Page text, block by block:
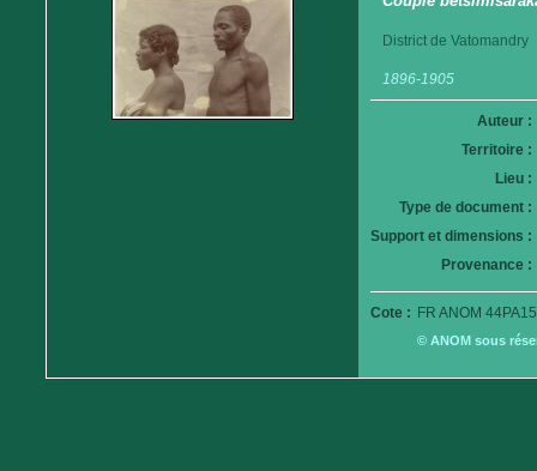
District de Vatomandry
1896-1905
Auteur :
Territoire :
Lieu :
Type de document :
Support et dimensions :
Provenance :
Cote : FR ANOM
© ANOM sous